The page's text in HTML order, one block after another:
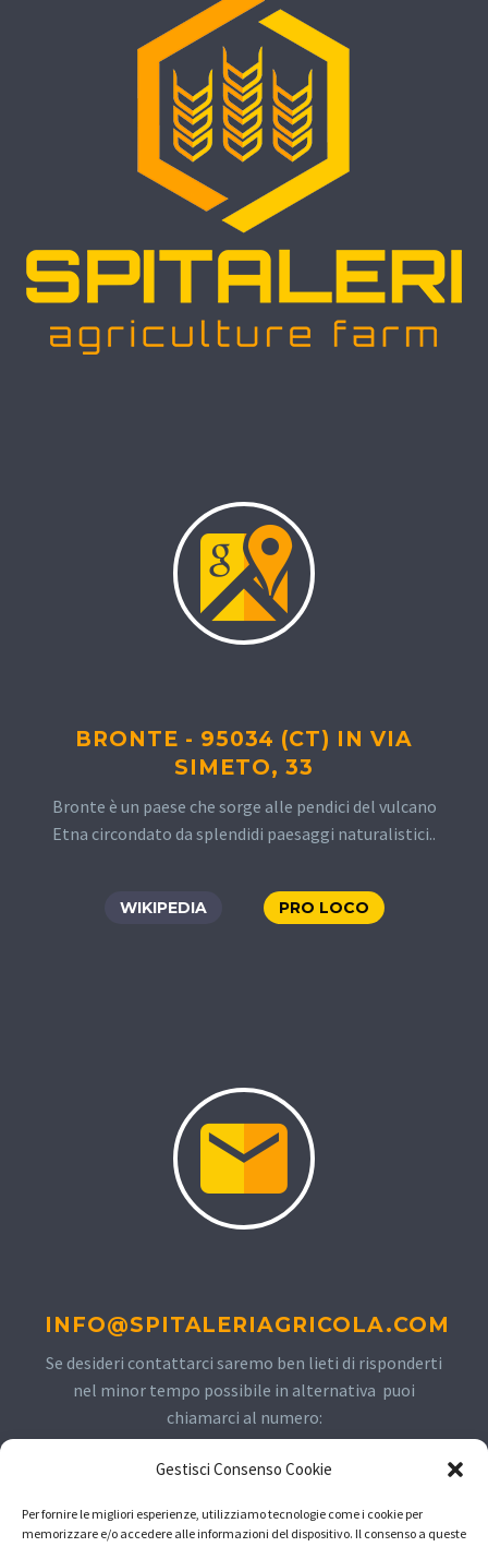
Gestisci Consenso Cookie
Per fornire le migliori esperienze, utilizziamo tecnologie come i cookie per
memorizzare e/o accedere alle informazioni del dispositivo. Il consenso a queste
BRONTE - 95034 (CT) IN VIA
SIMETO, 33
Bronte è un paese che sorge alle pendici del vulcano
Etna circondato da splendidi paesaggi naturalistici..
WIKIPEDIA PRO LOCO
INFO@SPITALERIAGRICOLA.COM
Se desideri contattarci saremo ben lieti di risponderti
nel minor tempo possibile in alternativa puoi
chiamarci al numero: